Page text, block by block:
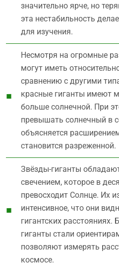
значительно ярче, но
эта нестабильность
для изучения.
Несмотря на огромные
могут иметь
сравнению с другими
красные гиганты имеют
больше солнечной. При
превышать солнечный в
объясняется
становится разреженной.
Звёзды-гиганты
свечением, которое в
превосходит Солнце. Их
интенсивное, что они
гигантских
гиганты стали
позволяют измерять
космосе.